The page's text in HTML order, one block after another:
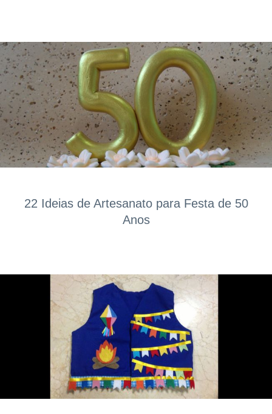
22 Ideias de Artesanato para Festa de 50
Anos